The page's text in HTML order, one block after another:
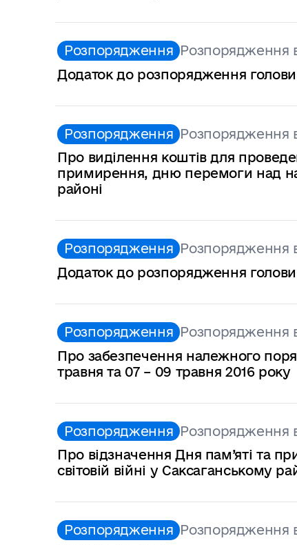
Розпорядження Розпорядження
Додаток до розпорядження голови
Розпорядження Розпорядження
Про виділення коштів для
примирення, дню перемоги над
районі
Розпорядження Розпорядження
Додаток до розпорядження голови
Розпорядження Розпорядження
Про забезпечення належного
травня та 07 – 09 травня 2016 року
Розпорядження Розпорядження
Про відзначення Дня пам’яті та
світовій війні у Саксаганському
Розпорядження Розпорядження